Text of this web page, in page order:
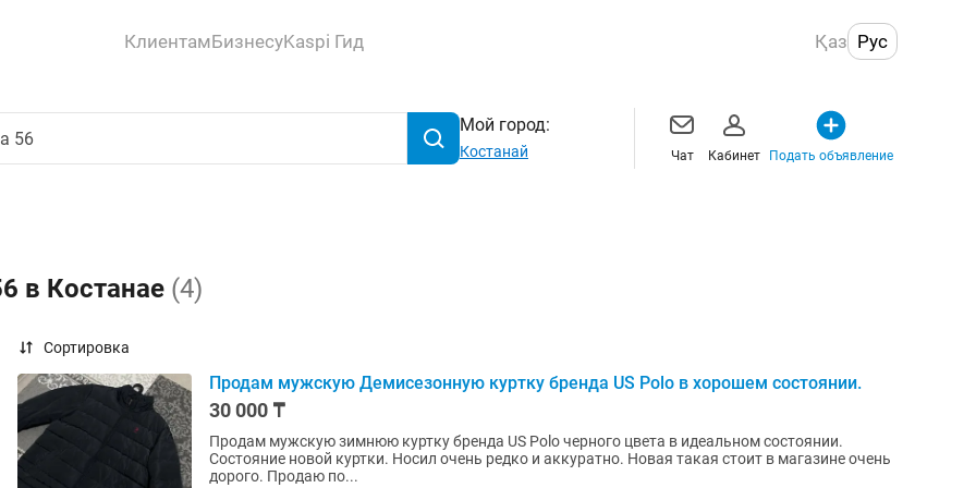
КлиентамБизнесуKaspi Гид Қаз Рус
Мой город:
Костанай Чат Кабинет Подать объявление
в Костанае (4)
Сортировка
Продам мужскую Демисезонную куртку бренда US Polo в хорошем состоянии.
30 000 ₸
Продам мужскую зимнюю куртку бренда US Polo черного цвета в идеальном состоянии.
Состояние новой куртки. Носил очень редко и аккуратно. Новая такая стоит в магазине очень
дорого. Продаю по...